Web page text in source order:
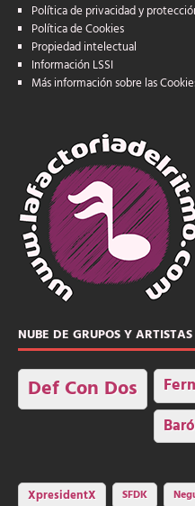
Política de privacidad y
Política de Cookies
Propiedad intelectual
Información LSSI
Más información sobre las
NUBE DE GRUPOS Y ARTISTAS
Def Con Dos
XpresidentX SFDK